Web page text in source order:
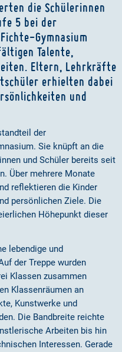
die Schülerinnen
5 bei der
Gymnasium
Talente,
Eltern, Lehrkräfte
erhielten dabei
und
der
Sie knüpft an die
und Schüler bereits seit
Über mehrere Monate
reflektieren die Kinder
persönlichen Ziele. Die
Höhepunkt dieser
lebendige und
der Treppe wurden
Klassen zusammen
Klassenräumen an
Kunstwerke und
Die Bandbreite reichte
Arbeiten bis hin
Interessen. Gerade